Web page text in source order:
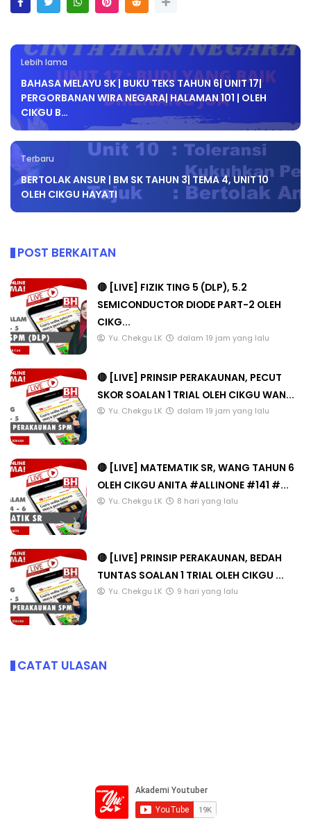
Lebih lama
BAHASA MELAYU SK | BUKU TEKS TAHUN 6| UNIT 17|
PERGORBANAN WIRA NEGARA| HALAMAN 101 | OLEH
CIKGU B…
Terbaru
BERTOLAK ANSUR | BM SK TAHUN 3| TEMA 4, UNIT 10
OLEH CIKGU HAYATI
POST BERKAITAN
🔴 [LIVE] FIZIK TING 5 (DLP), 5.2
SEMICONDUCTOR DIODE PART-2 OLEH
CIKG...
Yu. Chekgu LK dalam 19 jam yang lalu
🔴 [LIVE] PRINSIP PERAKAUNAN, PECUT
SKOR SOALAN 1 TRIAL OLEH CIKGU WAN...
Yu. Chekgu LK dalam 19 jam yang lalu
🔴 [LIVE] MATEMATIK SR, WANG TAHUN 6
OLEH CIKGU ANITA #ALLINONE #141 #...
Yu. Chekgu LK 8 hari yang lalu
🔴 [LIVE] PRINSIP PERAKAUNAN, BEDAH
TUNTAS SOALAN 1 TRIAL OLEH CIKGU ...
Yu. Chekgu LK 9 hari yang lalu
CATAT ULASAN